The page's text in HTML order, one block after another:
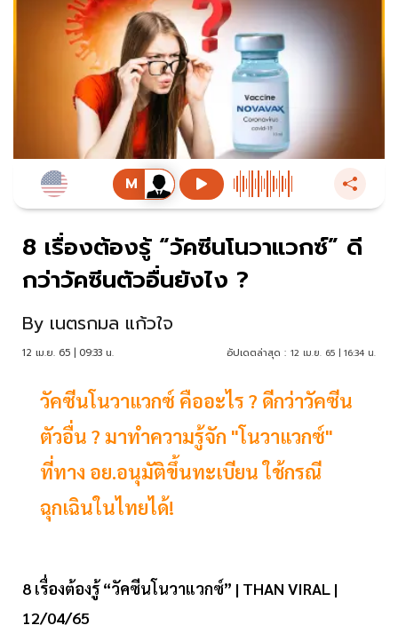
8 เรื่องต้องรู้ “วัคซีนโนวาแวกซ์” ดี
กว่าวัคซีนตัวอื่นยังไง ?
By เนตรกมล แก้วใจ
12 เม.ย. 65 | 09:33 น. อัปเดตล่าสุด : 12 เม.ย. 65 | 16:34 น.
วัคซีนโนวาแวกซ์ คืออะไร ? ดีกว่าวัคซีน
ตัวอื่น ? มาทำความรู้จัก "โนวาแวกซ์"
ที่ทาง อย.อนุมัติขึ้นทะเบียน ใช้กรณี
ฉุกเฉินในไทยได้!
8 เรื่องต้องรู้ “วัคซีนโนวาแวกซ์” | THAN VIRAL |
12/04/65